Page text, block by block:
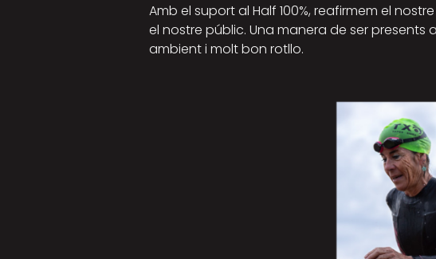
Amb el suport al Half 100%, reafirmem el
el nostre públic. Una manera de ser
ambient i molt bon rotllo.